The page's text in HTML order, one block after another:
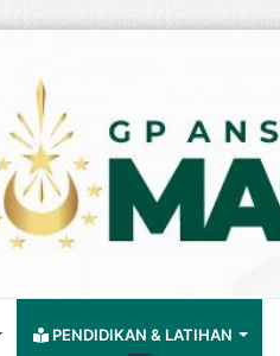
PENDIDIKAN & LATIHAN